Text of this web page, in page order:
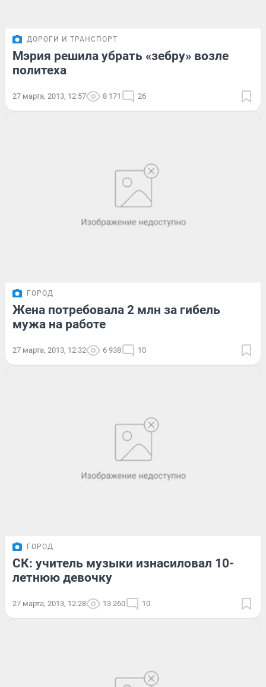
ДОРОГИ И ТРАНСПОРТ
Мэрия решила убрать «зебру» возле
политеха
27 марта, 2013, 12:57 8 171 26
ГОРОД
Жена потребовала 2 млн за гибель
мужа на работе
27 марта, 2013, 12:32 6 938 10
ГОРОД
СК: учитель музыки изнасиловал 10-
летнюю девочку
27 марта, 2013, 12:28 13 260 10